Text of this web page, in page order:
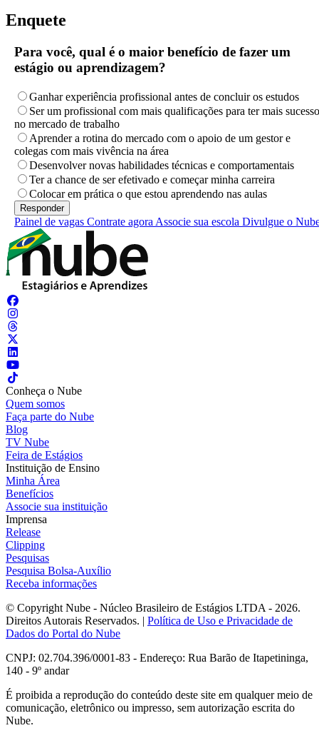
Enquete
Para você, qual é o maior benefício de fazer um
estágio ou aprendizagem?
Ganhar experiência profissional antes de concluir os estudos
Ser um profissional com mais qualificações para ter mais sucesso
no mercado de trabalho
Aprender a rotina do mercado com o apoio de um gestor e
colegas com mais vivência na área
Desenvolver novas habilidades técnicas e comportamentais
Ter a chance de ser efetivado e começar minha carreira
Colocar em prática o que estou aprendendo nas aulas
Painel de vagas Contrate agora Associe sua escola Divulgue o
Conheça o Nube
Quem somos
Faça parte do Nube
Blog
TV Nube
Feira de Estágios
Instituição de Ensino
Minha Área
Benefícios
Associe sua instituição
Imprensa
Release
Clipping
Pesquisas
Pesquisa Bolsa-Auxílio
Receba informações
© Copyright Nube - Núcleo Brasileiro de Estágios LTDA - 2026.
Direitos Autorais Reservados. | Política de Uso e Privacidade de
Dados do Portal do Nube
CNPJ: 02.704.396/0001-83 - Endereço: Rua Barão de Itapetininga,
140 - 9º andar
É proibida a reprodução do conteúdo deste site em qualquer meio de
comunicação, eletrônico ou impresso, sem autorização escrita do
Nube.